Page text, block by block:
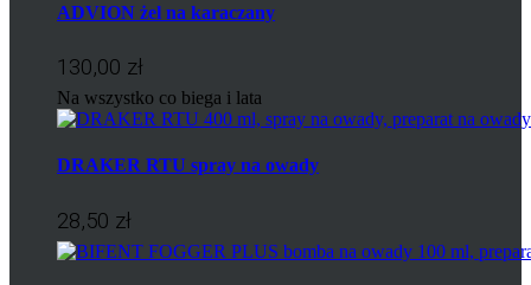
ADVION żel na karaczany
130,00 zł
Na wszystko co biega i lata
DRAKER RTU spray na owady
28,50 zł